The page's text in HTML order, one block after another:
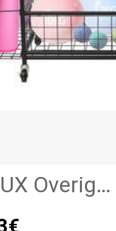
Overig